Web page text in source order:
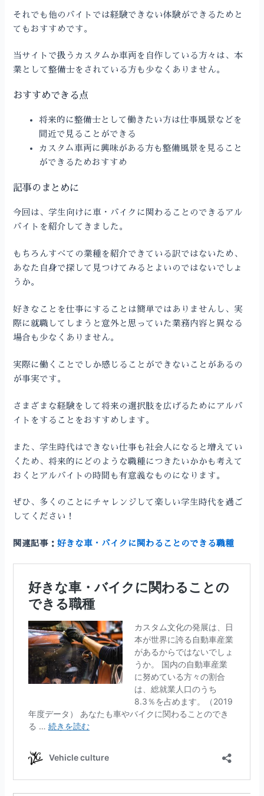
それでも他のバイトでは経験できない体験ができるためと
てもおすすめです。
当サイトで扱うカスタムか車両を自作している方々は、本
業として整備士をされている方も少なくありません。
おすすめできる点
将来的に整備士として働きたい方は仕事風景などを
間近で見ることができる
カスタム車両に興味がある方も整備風景を見ること
ができるためおすすめ
記事のまとめに
今回は、学生向けに車・バイクに関わることのできるアル
バイトを紹介してきました。
もちろんすべての業種を紹介できている訳ではないため、
あなた自身で探して見つけてみるとよいのではないでしょ
うか。
好きなことを仕事にすることは簡単ではありませんし、実
際に就職してしまうと意外と思っていた業務内容と異なる
場合も少なくありません。
実際に働くことでしか感じることができないことがあるの
が事実です。
さまざまな経験をして将来の選択肢を広げるためにアルバ
イトをすることをおすすめします。
また、学生時代はできない仕事も社会人になると増えてい
くため、将来的にどのような職種につきたいかかも考えて
おくとアルバイトの時間も有意義なものになります。
ぜひ、多くのことにチャレンジして楽しい学生時代を過ご
してください！
関連記事：好きな車・バイクに関わることのできる職種